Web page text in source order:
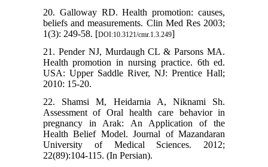
20. Galloway RD. Health promotion: causes,
beliefs and measurements. Clin Med Res 2003;
1(3): 249-58. [DOI:10.3121/cmr.1.3.249]
21. Pender NJ, Murdaugh CL & Parsons MA.
Health promotion in nursing practice. 6th ed.
USA: Upper Saddle River, NJ: Prentice Hall;
2010: 15-20.
22. Shamsi M, Heidarnia A, Niknami Sh.
Assessment of Oral health care behavior in
pregnancy in Arak: An Application of the
Health Belief Model. Journal of Mazandaran
University of Medical Sciences. 2012;
22(89):104-115. (In Persian).